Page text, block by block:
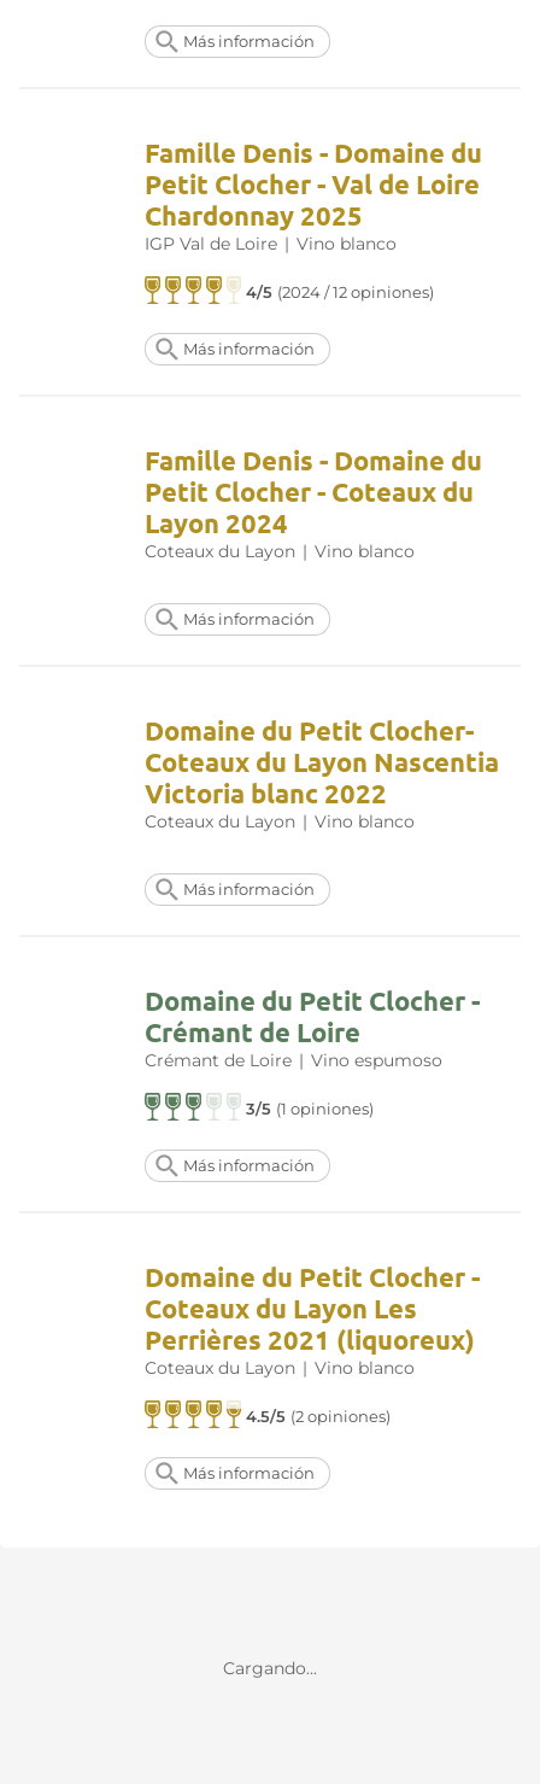
Más información
Famille Denis - Domaine du
Petit Clocher - Val de Loire
Chardonnay 2025
IGP Val de Loire | Vino blanco
4/5 (2024 / 12 opiniones)
Más información
Famille Denis - Domaine du
Petit Clocher - Coteaux du
Layon 2024
Coteaux du Layon | Vino blanco
Más información
Domaine du Petit Clocher-
Coteaux du Layon Nascentia
Victoria blanc 2022
Coteaux du Layon | Vino blanco
Más información
Domaine du Petit Clocher -
Crémant de Loire
Crémant de Loire | Vino espumoso
3/5 (1 opiniones)
Más información
Domaine du Petit Clocher -
Coteaux du Layon Les
Perrières 2021 (liquoreux)
Coteaux du Layon | Vino blanco
4.5/5 (2 opiniones)
Más información
Cargando...